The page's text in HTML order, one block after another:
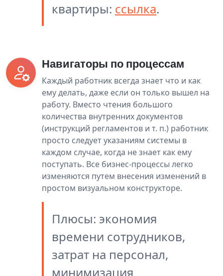
квартиры: ссылка.
Навигаторы по процессам
Каждый работник всегда знает что и как
ему делать, даже если он только вышел на
работу. Вместо чтения большого
количества внутренних документов
(инструкций регламентов и т. п.) работник
просто следует указаниям системы в
каждом случае, когда не знает как ему
поступать. Все бизнес-процессы легко
изменяются путем внесения изменений в
простом визуальном конструкторе.
Плюсы: экономия
времени сотрудников,
затрат на персонал,
минимизация